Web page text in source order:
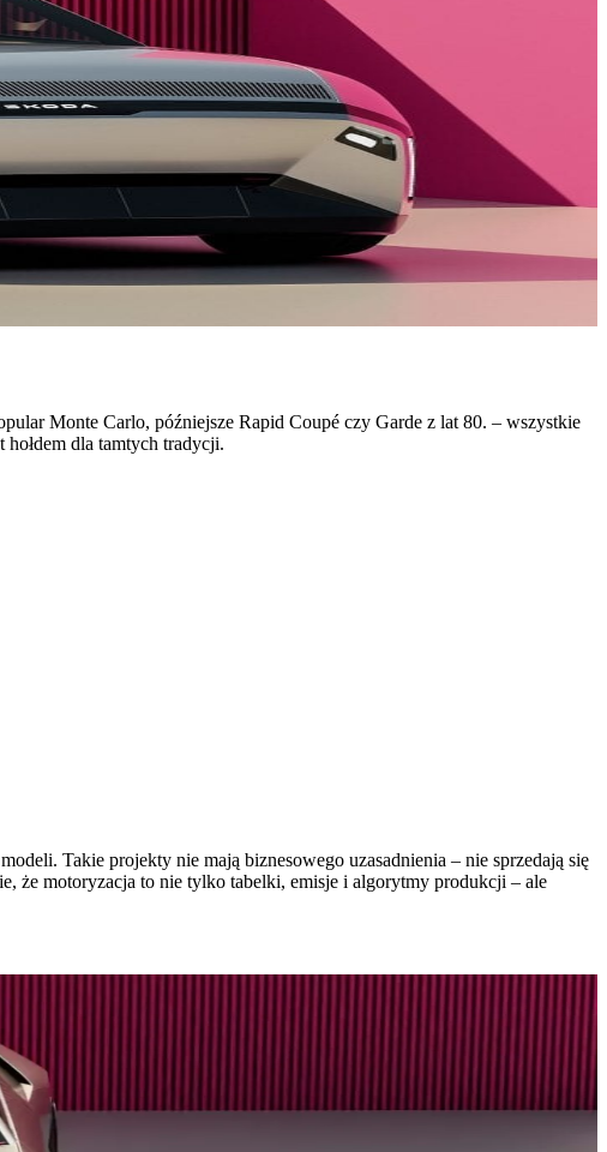
Monte Carlo, późniejsze Rapid Coupé czy Garde z lat 80. – wszystkie
dla tamtych tradycji.
Takie projekty nie mają biznesowego uzasadnienia – nie sprzedają się
że motoryzacja to nie tylko tabelki, emisje i algorytmy produkcji – ale